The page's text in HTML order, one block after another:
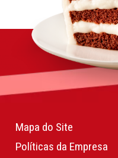
Mapa do Site
Políticas da Empresa